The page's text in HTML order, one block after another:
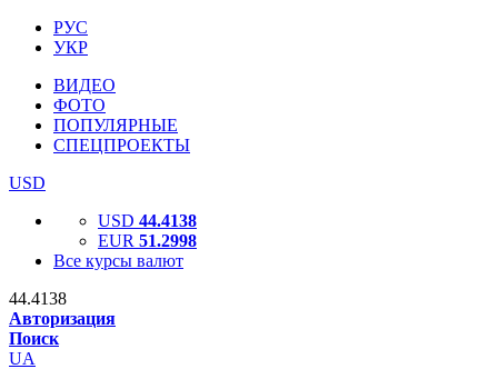
РУС
УКР
ВИДЕО
ФОТО
ПОПУЛЯРНЫЕ
СПЕЦПРОЕКТЫ
USD
USD 44.4138
EUR 51.2998
Все курсы валют
44.4138
Авторизация
Поиск
UA